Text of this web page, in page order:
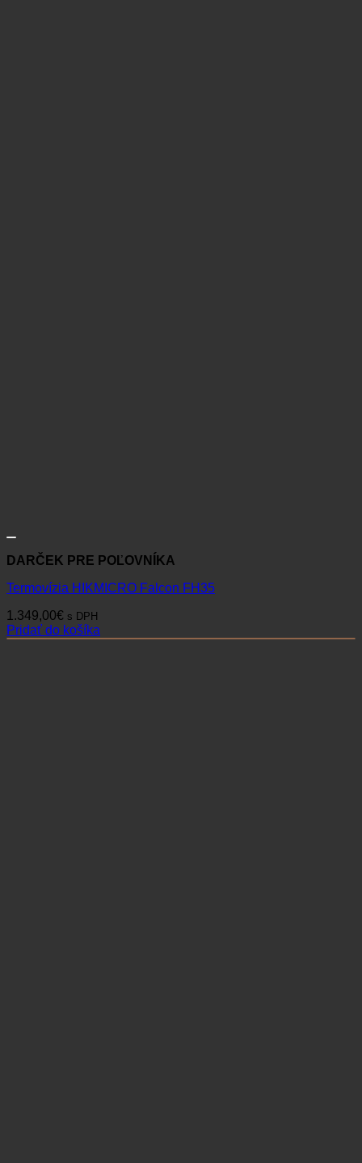
DARČEK PRE POĽOVNÍKA
Termovízia HIKMICRO Falcon FH35
1.349,00€ s DPH
Pridať do košíka